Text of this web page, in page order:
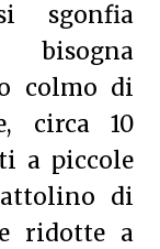
sgonfia
colmo di
circa 10
a piccole
di
ridotte a